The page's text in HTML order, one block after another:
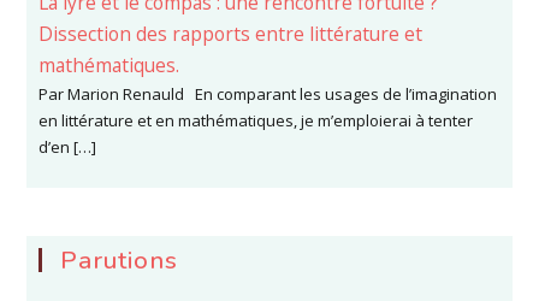
Dissection des rapports entre littérature et
mathématiques.
Par Marion Renauld En comparant les usages de l’imagination
en littérature et en mathématiques, je m’emploierai à tenter
d’en […]
Parutions